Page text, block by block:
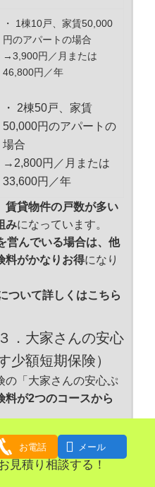
・ 1棟10戸、家賃50,000
円のアパートの場合
→3,900円／月または
46,800円／年
・ 2棟50戸、家賃
50,000円のアパートの
場合
→2,800円／月または
33,600円／年
賃貸物件の戸数が多い
みになっています。
営んでいる場合は、他
料がかなりお得になり
ついて詳しくはこちら
．大家さんの安心
少額短期保険）
の「大家さんの安心ぷ
料が2つのコースから
なし
※臨時費用保険金に含ま
れる
お電話  メール
見積り相談する！